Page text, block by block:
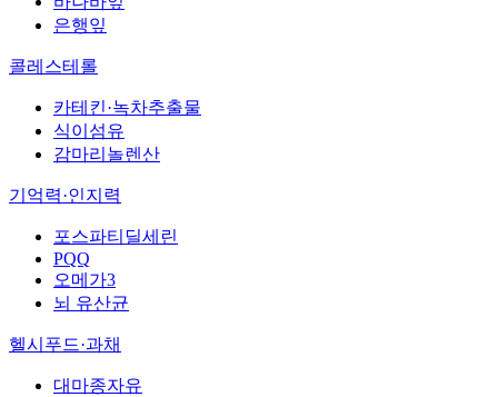
은행잎
콜레스테롤
카테킨·녹차추출물
식이섬유
감마리놀렌산
기억력·인지력
포스파티딜세린
PQQ
오메가3
뇌 유산균
헬시푸드·과채
대마종자유